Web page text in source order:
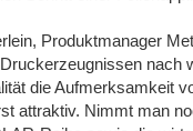
Produktmanager
nach
die Aufmerksamkeit
attraktiv. Nimmt man